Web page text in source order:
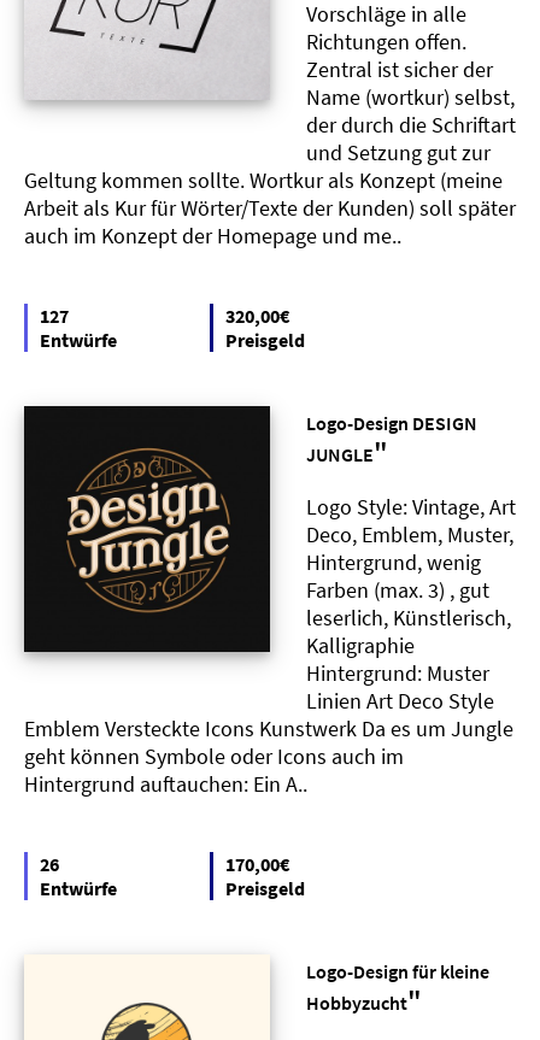
Vorschläge in alle
Richtungen offen.
Zentral ist sicher der
Name (wortkur) selbst,
der durch die Schriftart
und Setzung gut zur
Geltung kommen sollte. Wortkur als Konzept (meine
Arbeit als Kur für Wörter/Texte der Kunden) soll später
auch im Konzept der Homepage und me..
127
Entwürfe
320,00€
Preisgeld
Logo-Design DESIGN
JUNGLE"
Logo Style: Vintage, Art
Deco, Emblem, Muster,
Hintergrund, wenig
Farben (max. 3) , gut
leserlich, Künstlerisch,
Kalligraphie
Hintergrund: Muster
Linien Art Deco Style
Emblem Versteckte Icons Kunstwerk Da es um Jungle
geht können Symbole oder Icons auch im
Hintergrund auftauchen: Ein A..
26
Entwürfe
170,00€
Preisgeld
Logo-Design für kleine
Hobbyzucht"